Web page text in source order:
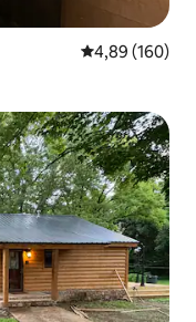
Средна
4,89 (160)